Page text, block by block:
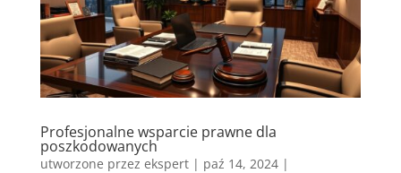
Profesjonalne wsparcie prawne dla
poszkodowanych
utworzone przez ekspert| paź 14, 2024|